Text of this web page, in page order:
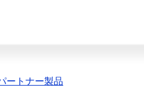
ートナー製品